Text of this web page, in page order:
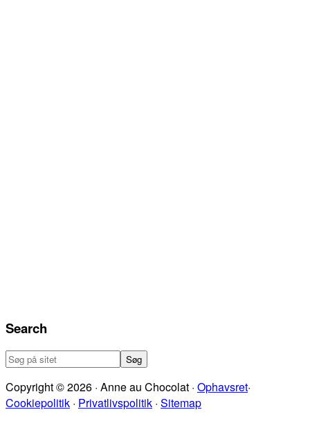
Search
Søg
sitet
Copyright © 2026 · Anne au Chocolat · Ophavsret·
Cookiepolitik · Privatlivspolitik · Sitemap